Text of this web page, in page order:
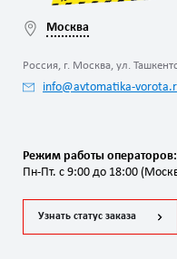
Москва
Россия, г. Москва, ул.
info@avtomatika-
Режим работы операторов:
Пн-Пт. с 9:00 до 18:00
Узнать статус заказа